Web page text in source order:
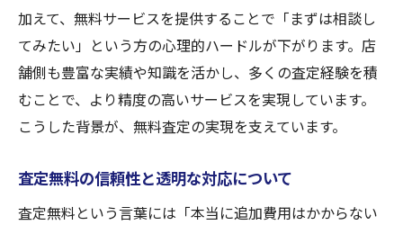
加えて、無料サービスを提供することで「まずは相談し
てみたい」という方の心理的ハードルが下がります。店
舗側も豊富な実績や知識を活かし、多くの査定経験を積
むことで、より精度の高いサービスを実現しています。
こうした背景が、無料査定の実現を支えています。
査定無料の信頼性と透明な対応について
査定無料という言葉には「本当に追加費用はかからない